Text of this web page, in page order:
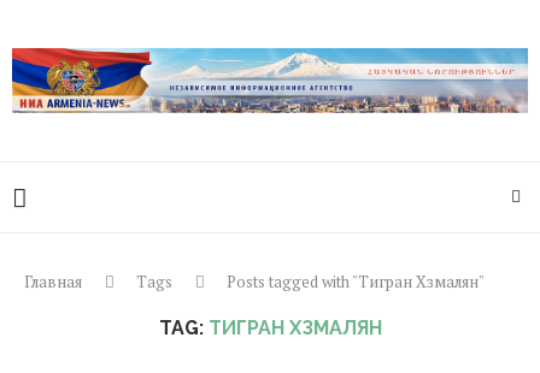
Главная Tags Posts tagged with "Тигран Хзмалян"
TAG: ТИГРАН ХЗМАЛЯН